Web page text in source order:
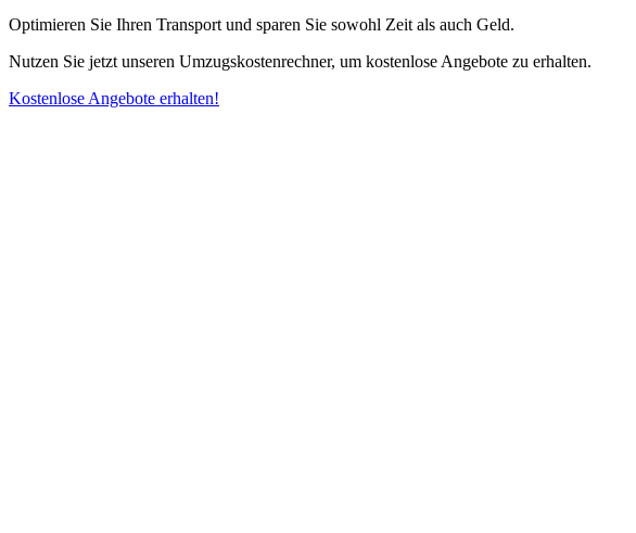
Optimieren Sie Ihren Transport und sparen Sie sowohl Zeit als auch Geld.
Nutzen Sie jetzt unseren Umzugskostenrechner, um kostenlose Angebote zu erhalten.
Kostenlose Angebote erhalten!